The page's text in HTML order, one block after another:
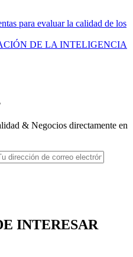
para evaluar la calidad de los
DE LA INTELIGENCIA
& Negocios directamente en
INTERESAR